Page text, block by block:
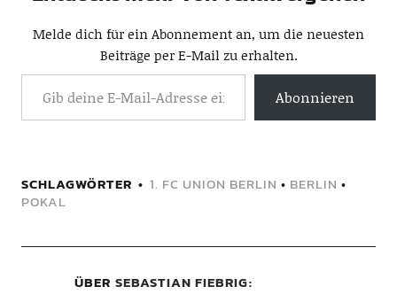
Melde dich für ein Abonnement an, um die neuesten
Beiträge per E-Mail zu erhalten.
Abonnieren
SCHLAGWÖRTER 1. FC UNION BERLIN • BERLIN •
POKAL
ÜBER SEBASTIAN FIEBRIG